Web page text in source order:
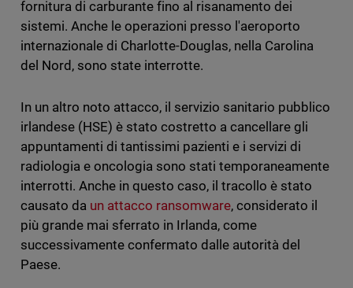
fornitura di carburante fino al risanamento dei
sistemi. Anche le operazioni presso l'aeroporto
internazionale di Charlotte-Douglas, nella Carolina
del Nord, sono state interrotte.
In un altro noto attacco, il servizio sanitario pubblico
irlandese (HSE) è stato costretto a cancellare gli
appuntamenti di tantissimi pazienti e i servizi di
radiologia e oncologia sono stati temporaneamente
interrotti. Anche in questo caso, il tracollo è stato
causato da un attacco ransomware, considerato il
più grande mai sferrato in Irlanda, come
successivamente confermato dalle autorità del
Paese.